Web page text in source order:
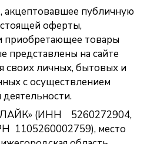
публичную
оферты,
приобретающее товары
на сайте
своих личных, бытовых и
с осуществлением
(ИНН 5260272904,
место